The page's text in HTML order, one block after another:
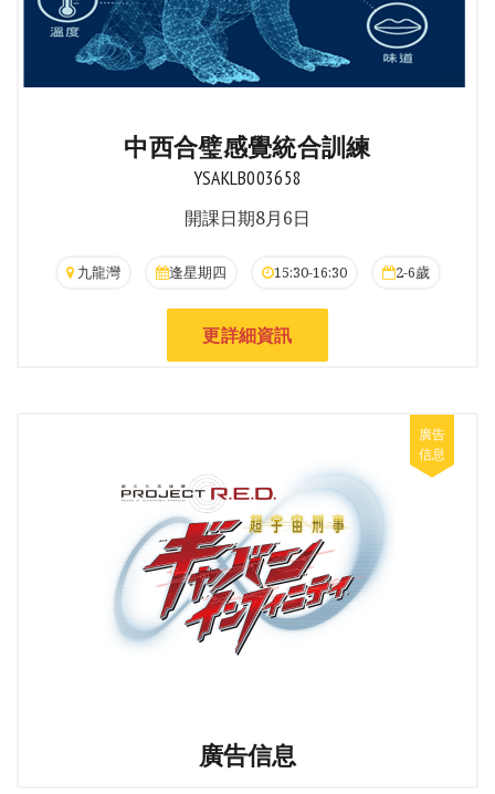
中西合璧感覺統合訓練
YSAKLB003658
開課日期8月6日
九龍灣 逢星期四 15:30-16:30 2-6歲
更詳細資訊
廣告信息